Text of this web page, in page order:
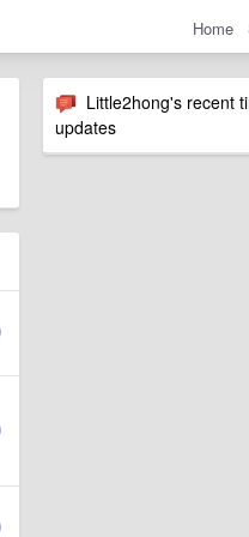
Home
Little2hong's recent
updates